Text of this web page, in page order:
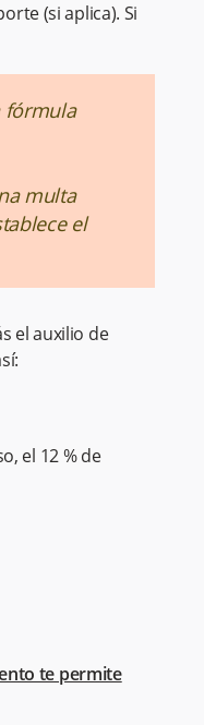
(si aplica). Si
fórmula
multa
el
el auxilio de
el 12 % de
te permite